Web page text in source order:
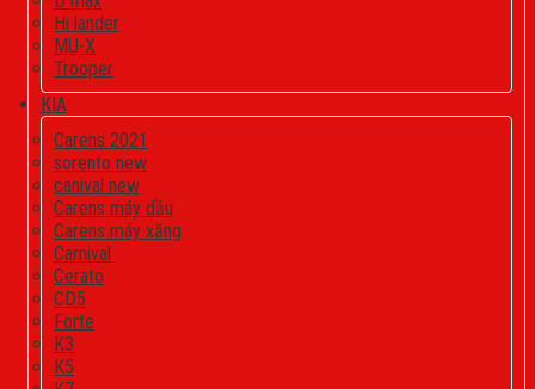
Hi lander
MU-X
Trooper
KIA
Carens 2021
sorento new
canival new
Carens máy dầu
Carens máy xăng
Carnival
Cerato
CD5
Forte
K3
K5